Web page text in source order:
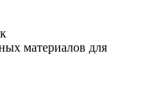
материалов для